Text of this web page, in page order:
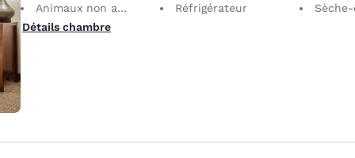
Animaux non autorisés Seuls les animaux d’assistance sont autorisés, sans frais.
Réfrigérateur
Détails chambre